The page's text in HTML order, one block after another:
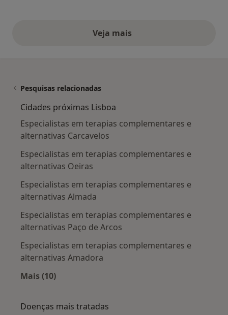
Veja maisopiniões acima
Pesquisas relacionadas
Cidades próximas Lisboa
Especialistas em terapias complementares e
alternativas Carcavelos
Especialistas em terapias complementares e
alternativas Oeiras
Especialistas em terapias complementares e
alternativas Almada
Especialistas em terapias complementares e
alternativas Paço de Arcos
Especialistas em terapias complementares e
alternativas Amadora
Mais (10)
Doenças mais tratadas